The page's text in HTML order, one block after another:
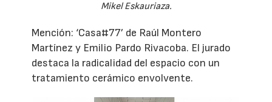
Mikel Eskauriaza.
Mención: ‘Casa#77’ de Raúl Montero
Martínez y Emilio Pardo Rivacoba. El jurado
destaca la radicalidad del espacio con un
tratamiento cerámico envolvente.